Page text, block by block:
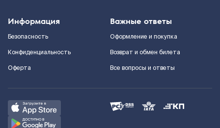
Информация
Безопасность
Конфиденциальность
Оферта
Важные ответы
Оформление и покупка
Возврат и обмен билета
Все вопросы и ответы